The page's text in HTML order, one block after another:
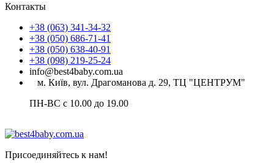
Контакты
+38 (063) 341-34-32
+38 (050) 686-71-41
+38 (050) 638-40-91
+38 (098) 219-25-24
info@best4baby.com.ua
м. Київ, вул. Драгоманова д. 29, ТЦ "ЦЕНТРУМ"
ПН-ВС с 10.00 до 19.00
Присоединяйтесь к нам!